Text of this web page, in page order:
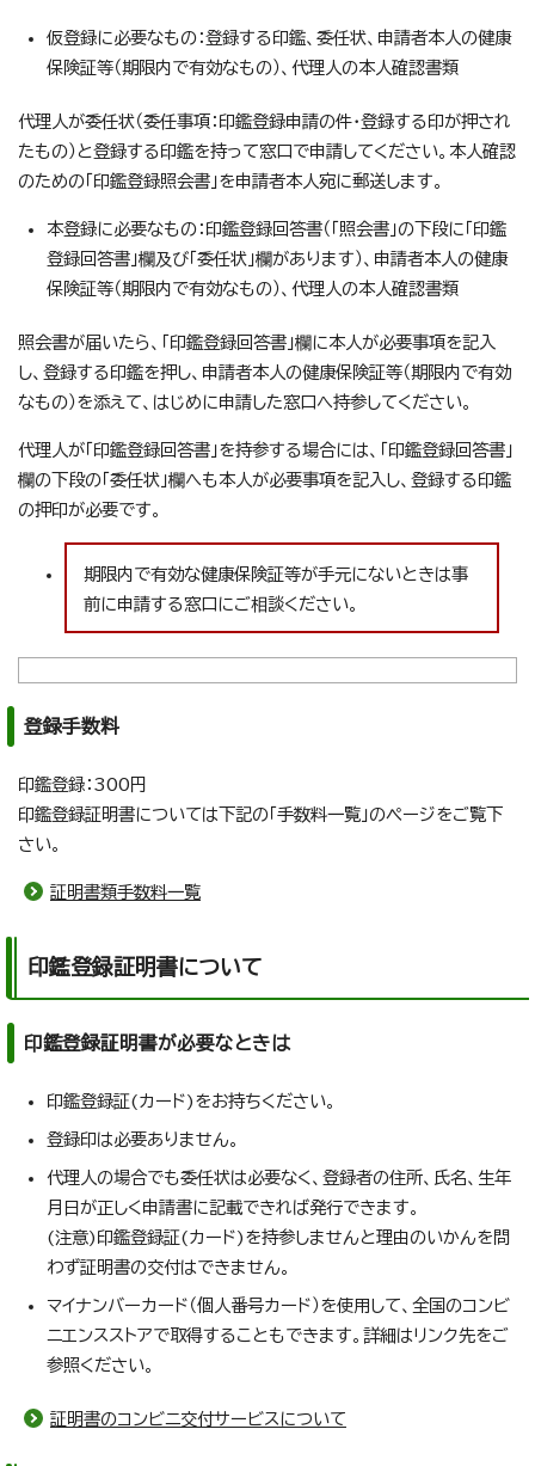
仮登録に必要なもの：登録する印鑑、委任状、申請者本人の健康
保険証等（期限内で有効なもの）、代理人の本人確認書類
代理人が委任状（委任事項：印鑑登録申請の件・登録する印が押され
たもの）と登録する印鑑を持って窓口で申請してください。本人確認
のための「印鑑登録照会書」を申請者本人宛に郵送します。
本登録に必要なもの：印鑑登録回答書（「照会書」の下段に「印鑑
登録回答書」欄及び「委任状」欄があります）、申請者本人の健康
保険証等（期限内で有効なもの）、代理人の本人確認書類
照会書が届いたら、「印鑑登録回答書」欄に本人が必要事項を記入
し、登録する印鑑を押し、申請者本人の健康保険証等（期限内で有効
なもの）を添えて、はじめに申請した窓口へ持参してください。
代理人が「印鑑登録回答書」を持参する場合には、「印鑑登録回答書」
欄の下段の「委任状」欄へも本人が必要事項を記入し、登録する印鑑
の押印が必要です。
期限内で有効な健康保険証等が手元にないときは事
前に申請する窓口にご相談ください。
登録手数料
印鑑登録：300円
印鑑登録証明書については下記の「手数料一覧」のページをご覧下
さい。
証明書類手数料一覧
印鑑登録証明書について
印鑑登録証明書が必要なときは
印鑑登録証(カード)をお持ちください。
登録印は必要ありません。
代理人の場合でも委任状は必要なく、登録者の住所、氏名、生年
月日が正しく申請書に記載できれば発行できます。
(注意)印鑑登録証(カード)を持参しませんと理由のいかんを問
わず証明書の交付はできません。
マイナンバーカード（個人番号カード）を使用して、全国のコンビ
ニエンスストアで取得することもできます。詳細はリンク先をご
参照ください。
証明書のコンビニ交付サービスについて